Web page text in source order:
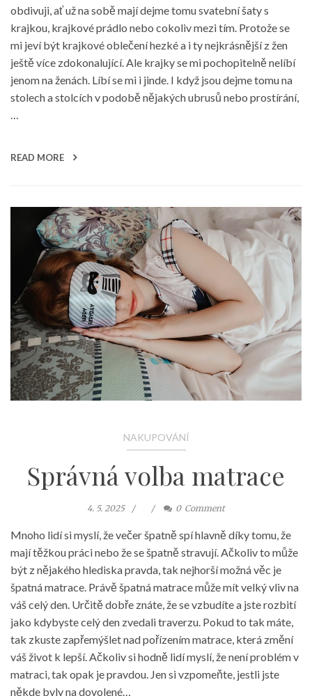
obdivuji, ať už na sobě mají dejme tomu svatební šaty s
krajkou, krajkové prádlo nebo cokoliv mezi tím. Protože se
mi jeví být krajkové oblečení hezké a i ty nejkrásnější z žen
ještě více zdokonalující. Ale krajky se mi pochopitelně nelíbí
jenom na ženách. Líbí se mi i jinde. I když jsou dejme tomu na
stolech a stolcích v podobě nějakých ubrusů nebo prostírání,
…
READ MORE
NAKUPOVÁNÍ
Správná volba matrace
4. 5. 2025 0 Comment
Mnoho lidí si myslí, že večer špatně spí hlavně díky tomu, že
mají těžkou práci nebo že se špatně stravují. Ačkoliv to může
být z nějakého hlediska pravda, tak nejhorší možná věc je
špatná matrace. Právě špatná matrace může mít velký vliv na
váš celý den. Určitě dobře znáte, že se vzbudíte a jste rozbití
jako kdybyste celý den zvedali traverzu. Pokud to tak máte,
tak zkuste zapřemýšlet nad pořízením matrace, která změní
váš život k lepší. Ačkoliv si hodně lidí myslí, že není problém v
matraci, tak opak je pravdou. Jen si vzpomeňte, jestli jste
někde byly na dovolené…